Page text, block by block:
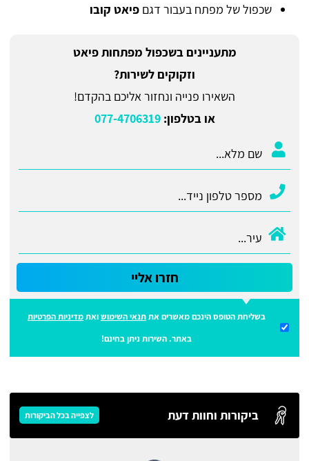
שכפול של מפתח בעבור דגם פיאט קובו
מתעניינים בשכפול מפתחות פיאט
וזקוקים לשירות?
השאירו פנייה ונחזור אליכם בהקדם!
או בטלפון:077-4706319
חזרו אליי
בשליחת הטופס הינכם מאשרים אתתנאי השימושואתמדיניות הפרטיות
באתר. השירות ניתן בחינם!
ביקורות וחוות דעת לצפייה בכל הביקורות